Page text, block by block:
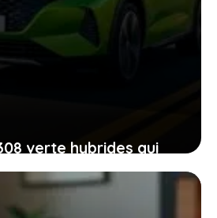
verte hybrides qui
et plaisir de conduite